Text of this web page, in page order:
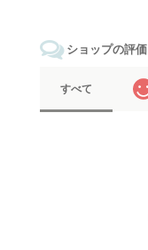
ショップの評価
すべて